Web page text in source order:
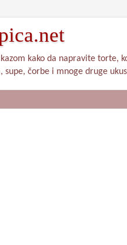
kako da napravite torte,
supe, čorbe i mnoge druge